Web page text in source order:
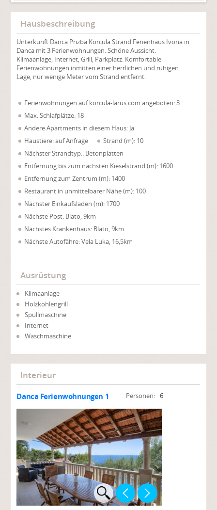
Hausbeschreibung
Unterkunft Danca Prizba Korcula Strand Ferienhaus Ivona in
Danca mit 3 Ferienwohnungen. Schöne Aussicht.
Klimaanlage, Internet, Grill, Parkplatz. Komfortable
Ferienwohnungen inmitten einer herrlichen und ruhigen
Lage, nur wenige Meter vom Strand entfernt.
Ferienwohnungen auf korcula-larus.com angeboten: 3
Max. Schlafplätze: 18
Andere Apartments in diesem Haus: Ja
Haustiere: auf Anfrage
Strand (m): 10
Nächster Strandtyp:: Betonplatten
Entfernung bis zum nächsten Kieselstrand (m): 1600
Entfernung zum Zentrum (m): 1400
Restaurant in unmittelbarer Nähe (m): 100
Nächster Einkaufsladen (m): 1700
Nächste Post: Blato, 9km
Nächstes Krankenhaus: Blato, 9km
Nächste Autofähre: Vela Luka, 16,5km
Ausrüstung
Klimaanlage
Holzkohlengrill
Spüllmaschine
Internet
Waschmaschine
Interieur
Danca Ferienwohnungen 1 Personen: 6